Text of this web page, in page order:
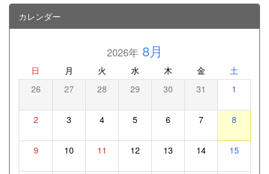
カレンダー
2026年8月
日 月 火 水 木 金 土
26 27 28 29 30 31 1
2 3 4 5 6 7 8
9 10 11 12 13 14 15